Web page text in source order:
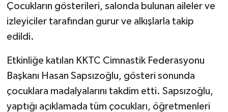
Çocukların gösterileri, salonda bulunan aileler ve
izleyiciler tarafından gurur ve alkışlarla takip
edildi.
Etkinliğe katılan KKTC Cimnastik Federasyonu
Başkanı Hasan Sapsızoğlu, gösteri sonunda
çocuklara madalyalarını takdim etti. Sapsızoğlu,
yaptığı açıklamada tüm çocukları, öğretmenleri